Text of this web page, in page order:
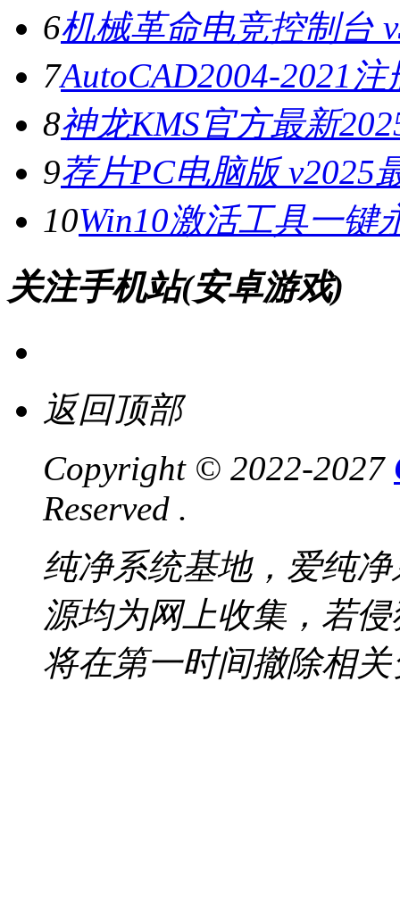
6机械革命电竞控制台
7AutoCAD2004-2021
8神龙KMS官方最新
9荐片PC电脑版 v2025
10Win10激活工具一键
关注手机站(安卓游戏)
返回顶部
Copyright © 2022-2027
Reserved .
纯净系统基地，爱纯
源均为网上收集，若
将在第一时间撤除相